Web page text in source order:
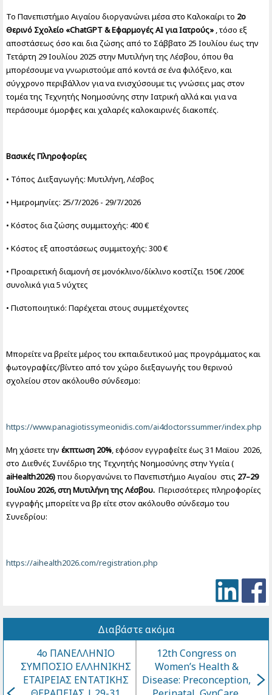
Το Πανεπιστήμιο Αιγαίου διοργανώνει μέσα στο Καλοκαίρι το 2ο
Θερινό Σχολείο «ChatGPT & Εφαρμογές AI για Ιατρούς» , τόσο εξ
αποστάσεως όσο και δια ζώσης από το Σάββατο 25 Ιουλίου έως την
Τετάρτη 29 Ιουλίου 2025 στην Μυτιλήνη της Λέσβου, όπου θα
μπορέσουμε να γνωριστούμε από κοντά σε ένα φιλόξενο, και
σύγχρονο περιβάλλον για να ενισχύσουμε τις γνώσεις μας στον
τομέα της Τεχνητής Νοημοσύνης στην Ιατρική αλλά και για να
περάσουμε όμορφες και χαλαρές καλοκαιρινές διακοπές.
Βασικές Πληροφορίες
• Τόπος Διεξαγωγής: Μυτιλήνη, Λέσβος
• Ημερομηνίες: 25/7/2026 - 29/7/2026
• Κόστος δια ζώσης συμμετοχής: 400 €
• Κόστος εξ αποστάσεως συμμετοχής: 300 €
• Προαιρετική διαμονή σε μονόκλινο/δίκλινο κοστίζει 150€ /200€
συνολικά για 5 νύχτες
• Πιστοποιητικό: Παρέχεται στους συμμετέχοντες
Μπορείτε να βρείτε μέρος του εκπαιδευτικού μας προγράμματος και
φωτογραφίες/βίντεο από τον χώρο διεξαγωγής του θερινού
σχολείου στον ακόλουθο σύνδεσμο:
https://www.panagiotissymeonidis.com/ai4doctorssummer/index.php
Μη χάσετε την έκπτωση 20%, εφόσον εγγραφείτε έως 31 Μαϊου 2026,
στο Διεθνές Συνέδριο της Τεχνητής Νοημοσύνης στην Υγεία (
aiHealth2026)που διοργανώνει το Πανεπιστήμιο Αιγαίου στις 27–29
Ιουλίου 2026, στη Μυτιλήνη της Λέσβου. Περισσότερες πληροφορίες
εγγραφής μπορείτε να βρ είτε στον ακόλουθο σύνδεσμο του
Συνεδρίου:
https://aihealth2026.com/registration.php
Διαβάστε ακόμα
4ο ΠΑΝΕΛΛΗΝΙΟ
ΣΥΜΠΟΣΙΟ ΕΛΛΗΝΙΚΗΣ
ΕΤΑΙΡΕΙΑΣ ΕΝΤΑΤΙΚΗΣ
12th Congress on
Women’s Health &
Disease: Preconception,